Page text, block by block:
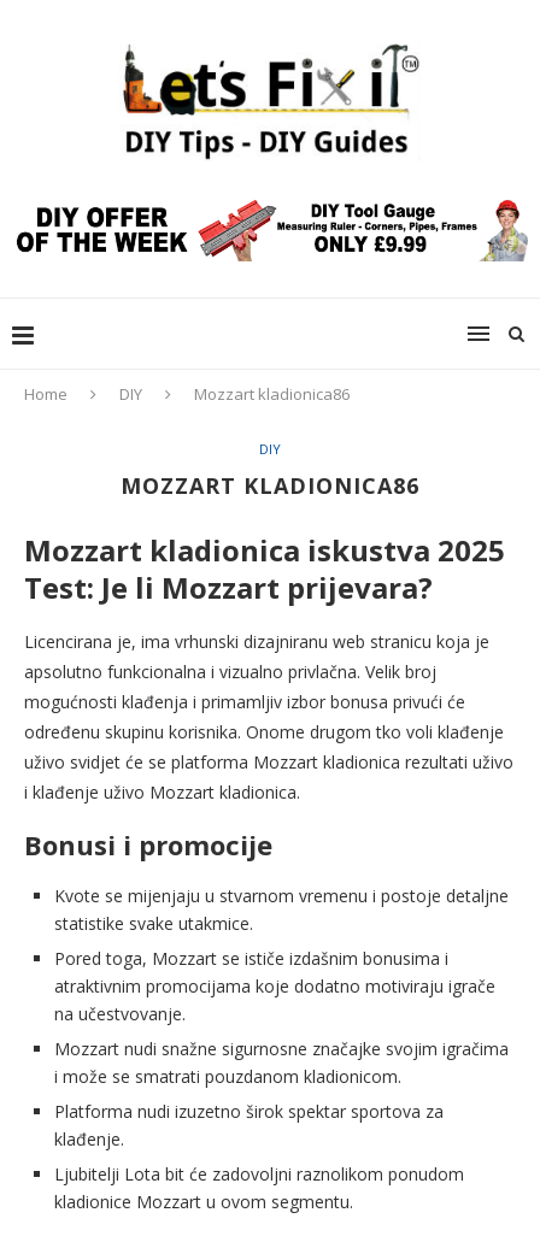
Home DIY Mozzart kladionica86
DIY
MOZZART KLADIONICA86
Mozzart kladionica iskustva 2025
Test: Je li Mozzart prijevara?
Licencirana je, ima vrhunski dizajniranu web stranicu koja je
apsolutno funkcionalna i vizualno privlačna. Velik broj
mogućnosti klađenja i primamljiv izbor bonusa privući će
određenu skupinu korisnika. Onome drugom tko voli klađenje
uživo svidjet će se platforma Mozzart kladionica rezultati uživo
i klađenje uživo Mozzart kladionica.
Bonusi i promocije
Kvote se mijenjaju u stvarnom vremenu i postoje detaljne
statistike svake utakmice.
Pored toga, Mozzart se ističe izdašnim bonusima i
atraktivnim promocijama koje dodatno motiviraju igrače
na učestvovanje.
Mozzart nudi snažne sigurnosne značajke svojim igračima
i može se smatrati pouzdanom kladionicom.
Platforma nudi izuzetno širok spektar sportova za
klađenje.
Ljubitelji Lota bit će zadovoljni raznolikom ponudom
kladionice Mozzart u ovom segmentu.